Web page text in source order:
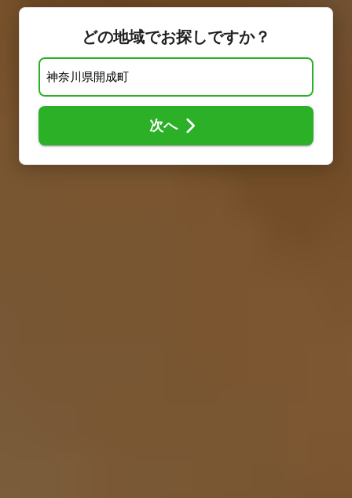
どの地域でお探しですか？
次へ